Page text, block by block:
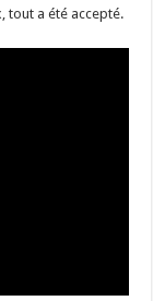
tout a été accepté.